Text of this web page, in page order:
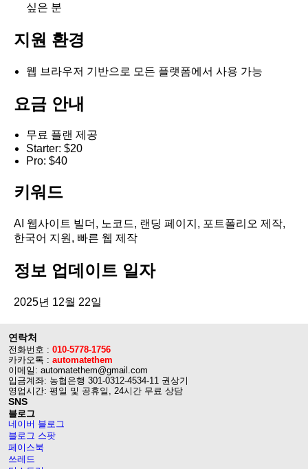
싶은 분
지원 환경
웹 브라우저 기반으로 모든 플랫폼에서 사용 가능
요금 안내
무료 플랜 제공
Starter: $20
Pro: $40
키워드
AI 웹사이트 빌더, 노코드, 랜딩 페이지, 포트폴리오 제작,
한국어 지원, 빠른 웹 제작
정보 업데이트 일자
2025년 12월 22일
연락처
전화번호 : 010-5778-1756
카카오톡 : automatethem
이메일: automatethem@gmail.com
입금계좌: 농협은행 301-0312-4534-11 권상기
영업시간: 평일 및 공휴일, 24시간 무료 상담
SNS
블로그
네이버 블로그
블로그 스팟
페이스북
쓰레드